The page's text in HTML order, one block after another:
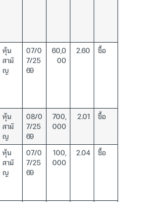
หุ้น
สามั
ญ
07/0
7/25
69
60,0
00
2.60 ซื้อ
หุ้น
สามั
ญ
08/0
7/25
69
700,
000
2.01 ซื้อ
หุ้น
สามั
ญ
07/0
7/25
69
100,
000
2.04 ซื้อ